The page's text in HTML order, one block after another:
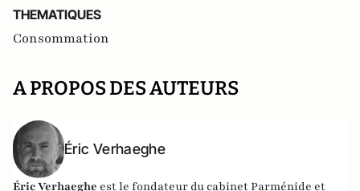
THEMATIQUES
Consommation
A PROPOS DES AUTEURS
Éric Verhaeghe
Éric Verhaeghe est le fondateur du cabinet Parménide et